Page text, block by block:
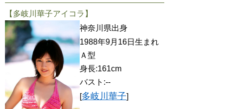
【多岐川華子アイコラ】
神奈川県出身
1988年9月16日生まれ
Ａ型
身長:161cm
バスト:--
[多岐川華子]